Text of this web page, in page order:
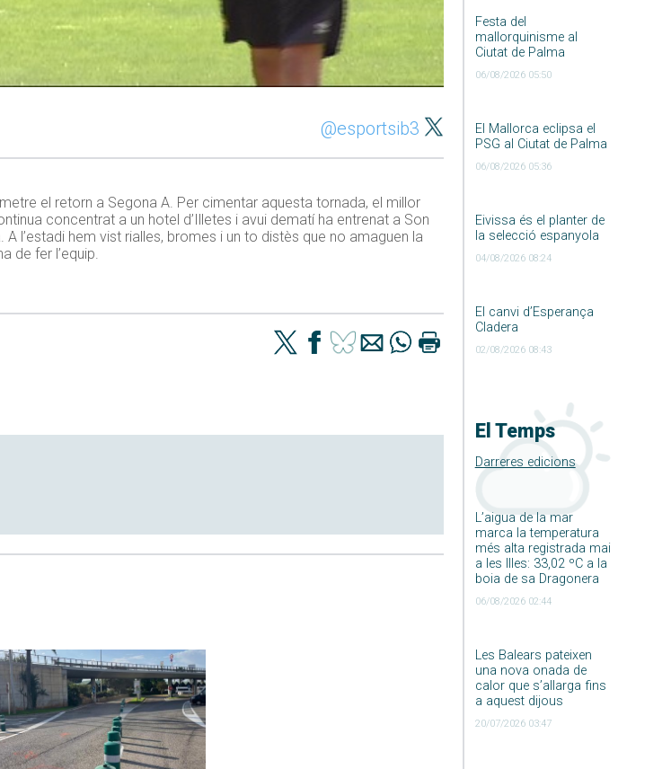
Festa del
mallorquinisme al
Ciutat de Palma
06/08/2026 05:50
El Mallorca eclipsa el
PSG al Ciutat de Palma
06/08/2026 05:36
Eivissa és el planter de
la selecció espanyola
04/08/2026 08:24
El canvi d’Esperança
Cladera
02/08/2026 08:43
El Temps
Darreres edicions
L’aigua de la mar
marca la temperatura
més alta registrada mai
a les Illes: 33,02 ºC a la
boia de sa Dragonera
06/08/2026 02:44
Les Balears pateixen
una nova onada de
calor que s’allarga fins
a aquest dijous
20/07/2026 03:47
@esportsib3
el retorn a Segona A. Per cimentar aquesta tornada, el millor
concentrat a un hotel d’Illetes i avui dematí ha entrenat a Son
l’estadi hem vist rialles, bromes i un to distès que no amaguen la
de fer l’equip.